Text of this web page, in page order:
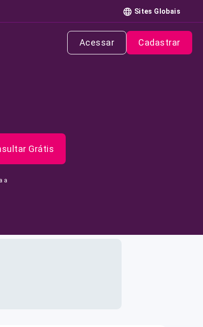
Sites Globais
Acessar Cadastrar
Grátis
a